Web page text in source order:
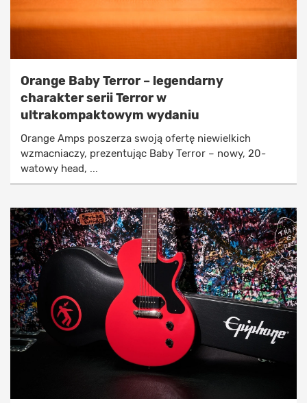
Orange Baby Terror – legendarny
charakter serii Terror w
ultrakompaktowym wydaniu
Orange Amps poszerza swoją ofertę niewielkich
wzmacniaczy, prezentując Baby Terror – nowy, 20-
watowy head, ...